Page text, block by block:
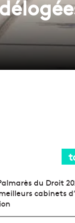
du Droit
cabinets